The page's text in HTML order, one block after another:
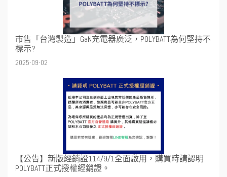
市售「台灣製造」GaN充電器廣泛，POLYBATT為何堅持不
標示?
2025-09-02
【公告】新版經銷證114/9/1全面啟用，購買時請認明
POLYBATT正式授權經銷證。